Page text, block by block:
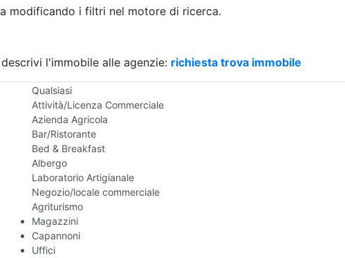
Camera d'Albergo
Box/Garage
Qualsiasi
Attività/Licenza Commerciale
Azienda Agricola
Bar/Ristorante
Bed & Breakfast
Albergo
Laboratorio Artigianale
Negozio/locale commerciale
Agriturismo
Magazzini
Capannoni
Uffici
modificando i filtri nel motore di ricerca.
descrivi l'immobile alle agenzie: richiesta trova immobile